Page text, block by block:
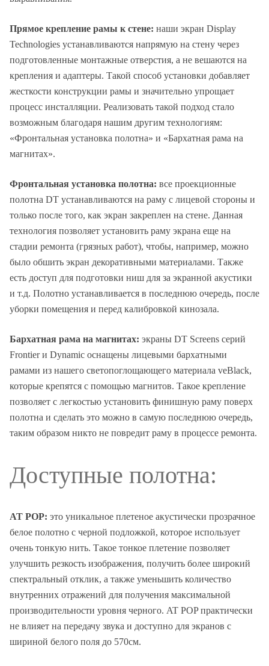
Прямое крепление рамы к стене: наши экран Display
Technologies устанавливаются напрямую на стену через
подготовленные монтажные отверстия, а не вешаются на
крепления и адаптеры. Такой способ установки добавляет
жесткости конструкции рамы и значительно упрощает
процесс инсталляции. Реализовать такой подход стало
возможным благодаря нашим другим технологиям:
«Фронтальная установка полотна» и «Бархатная рама на
магнитах».
Фронтальная установка полотна: все проекционные
полотна DT устанавливаются на раму с лицевой стороны и
только после того, как экран закреплен на стене. Данная
технология позволяет установить раму экрана еще на
стадии ремонта (грязных работ), чтобы, например, можно
было обшить экран декоративными материалами. Также
есть доступ для подготовки ниш для за экранной акустики
и т.д. Полотно устанавливается в последнюю очередь, после
уборки помещения и перед калибровкой кинозала.
Бархатная рама на магнитах: экраны DT Screens серий
Frontier и Dynamic оснащены лицевыми бархатными
рамами из нашего светопоглощающего материала veBlack,
которые крепятся с помощью магнитов. Такое крепление
позволяет с легкостью установить финишную раму поверх
полотна и сделать это можно в самую последнюю очередь,
таким образом никто не повредит раму в процессе ремонта.
Доступные полотна:
AT POP: это уникальное плетеное акустически прозрачное
белое полотно с черной подложкой, которое использует
очень тонкую нить. Такое тонкое плетение позволяет
улучшить резкость изображения, получить более широкий
спектральный отклик, а также уменьшить количество
внутренних отражений для получения максимальной
производительности уровня черного. AT POP практически
не влияет на передачу звука и доступно для экранов с
шириной белого поля до 570см.